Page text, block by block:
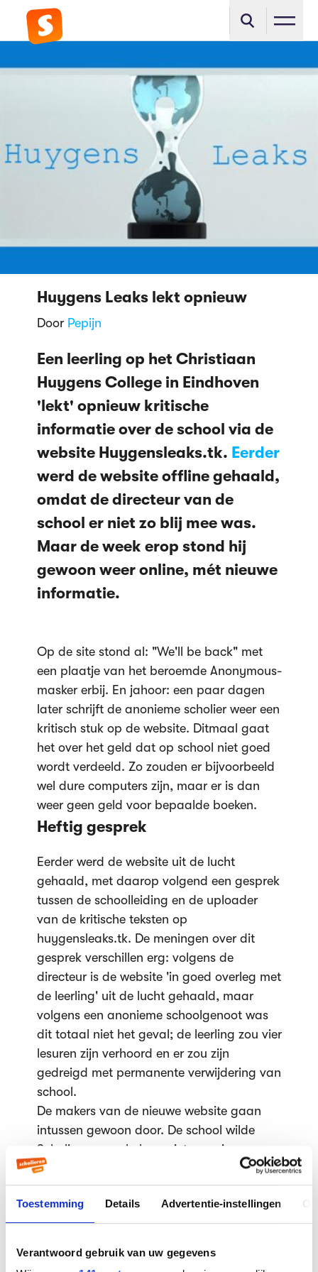
Toestemming Details Advertentie-instellingen
Verantwoord gebruik van uw gegevens
Huygens Leaks lekt opnieuw
Door Pepijn
Een leerling op het Christiaan
Huygens College in Eindhoven
'lekt' opnieuw kritische
informatie over de school via de
website Huygensleaks.tk. Eerder
werd de website offline gehaald,
omdat de directeur van de
school er niet zo blij mee was.
Maar de week erop stond hij
gewoon weer online, mét nieuwe
informatie.
Op de site stond al: "We'll be back" met
een plaatje van het beroemde Anonymous-
masker erbij. En jahoor: een paar dagen
later schrijft de anonieme scholier weer een
kritisch stuk op de website. Ditmaal gaat
het over het geld dat op school niet goed
wordt verdeeld. Zo zouden er bijvoorbeeld
wel dure computers zijn, maar er is dan
weer geen geld voor bepaalde boeken.
Heftig gesprek
Eerder werd de website uit de lucht
gehaald, met daarop volgend een gesprek
tussen de schoolleiding en de uploader
van de kritische teksten op
huygensleaks.tk. De meningen over dit
gesprek verschillen erg: volgens de
directeur is de website 'in goed overleg met
de leerling' uit de lucht gehaald, maar
volgens een anonieme schoolgenoot was
dit totaal niet het geval; de leerling zou vier
lesuren zijn verhoord en er zou zijn
gedreigd met permanente verwijdering van
school.
De makers van de nieuwe website gaan
intussen gewoon door. De school wilde
Scholieren.com helaas niet voorzien van
een toelichting op de situatie. "We hebben
geaccepteerd dat de website bestaat en
onze directeur wil er verder niets meer over
kwijt," aldus een woordvoerder.
Gepubliceerd op 23 september 2014